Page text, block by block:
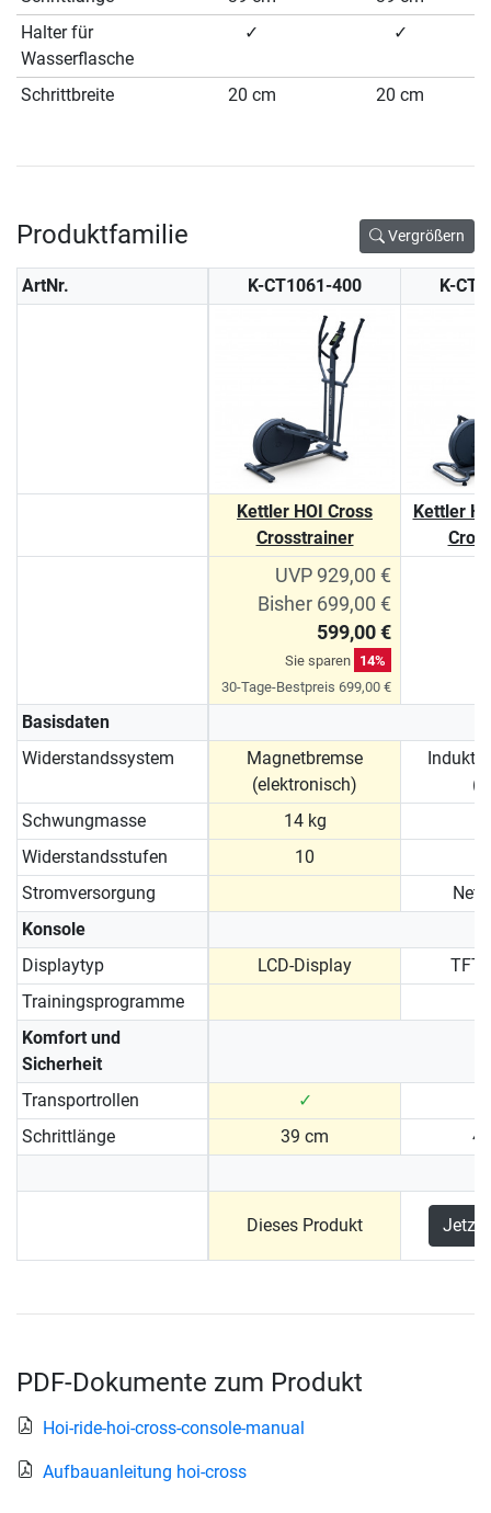
Halter für
Wasserflasche
✓ ✓
Schrittbreite 20 cm 20 cm
Produktfamilie Vergrößern
ArtNr. K-CT1061-400 K-
Kettler HOI Cross
Crosstrainer
Kettler
UVP 929,00 €
Bisher 699,00 €
599,00 €
Sie sparen 14%
30-Tage-Bestpreis 699,00 €
Basisdaten
Widerstandssystem
Magnetbremse
(elektronisch)
Schwungmasse
14 kg
Widerstandsstufen
10
Stromversorgung
Konsole
Displaytyp
LCD-Display
Trainingsprogramme
Komfort und
Sicherheit
Transportrollen
✓
Schrittlänge
39 cm
Dieses Produkt Jetzt
PDF-Dokumente zum Produkt
Hoi-ride-hoi-cross-console-manual
Aufbauanleitung hoi-cross